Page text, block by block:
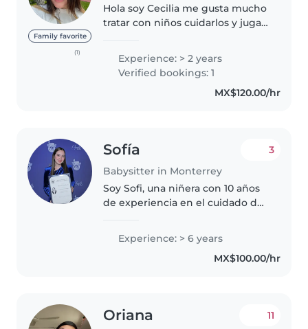
Family favorite
(1)
Hola soy Cecilia me gusta mucho
tratar con niños cuidarlos y jugar
estudiando la universidad por las
noches en línea así que en el día
Experience: > 2 years
Verified bookings: 1
MX$120.00/hr
Sofía
Babysitter in Monterrey
3
Soy Sofi, una niñera con 10 años
de experiencia en el cuidado de
responsable, creativa y tengo
certificación en primeros
auxilios. Ofrezco un ambiente..
Experience: > 6 years
MX$100.00/hr
Oriana 11